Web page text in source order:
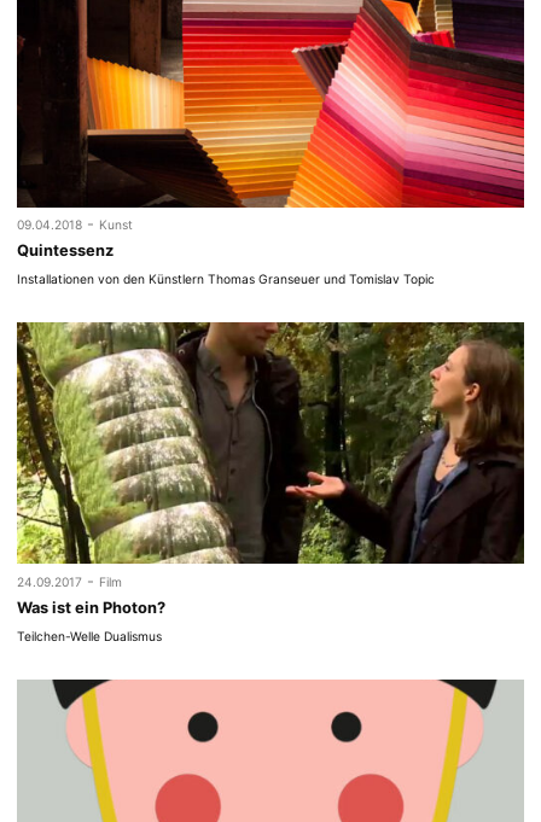
09.04.2018 - Kunst
Quintessenz
Installationen von den Künstlern Thomas Granseuer und Tomislav Topic
24.09.2017 - Film
Was ist ein Photon?
Teilchen-Welle Dualismus